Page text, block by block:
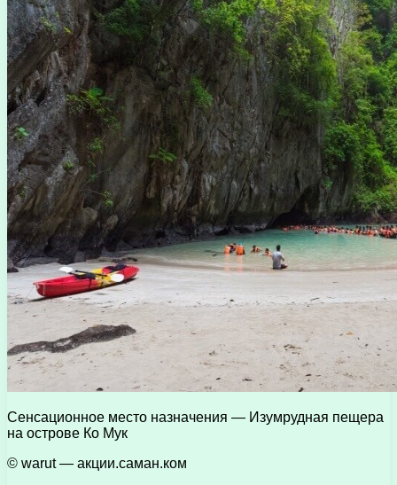
Сенсационное место назначения — Изумрудная пещера
на острове Ко Мук
© warut — акции.саман.ком